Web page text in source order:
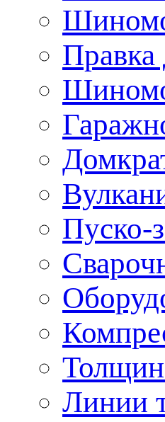
Правка
Пуско-
Линии